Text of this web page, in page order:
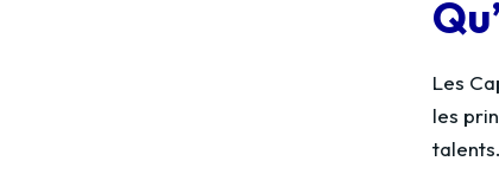
Les
les
talents.